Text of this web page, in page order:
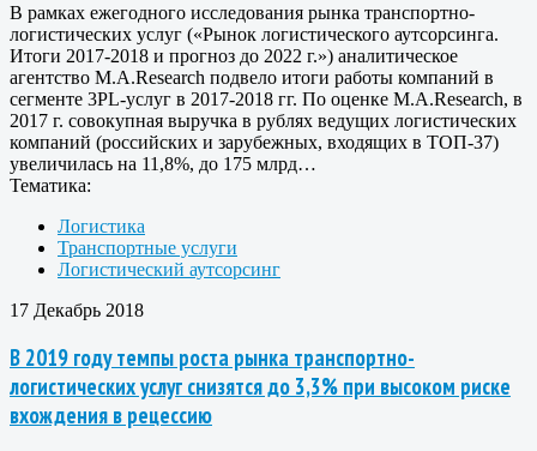
В рамках ежегодного исследования рынка транспортно-
логистических услуг («Рынок логистического аутсорсинга.
Итоги 2017-2018 и прогноз до 2022 г.») аналитическое
агентство M.A.Research подвело итоги работы компаний в
сегменте 3PL-услуг в 2017-2018 гг. По оценке M.A.Research, в
2017 г. совокупная выручка в рублях ведущих логистических
компаний (российских и зарубежных, входящих в ТОП-37)
увеличилась на 11,8%, до 175 млрд…
Тематика:
Логистика
Транспортные услуги
Логистический аутсорсинг
17 Декабрь 2018
В 2019 году темпы роста рынка транспортно-
логистических услуг снизятся до 3,3% при высоком риске
вхождения в рецессию